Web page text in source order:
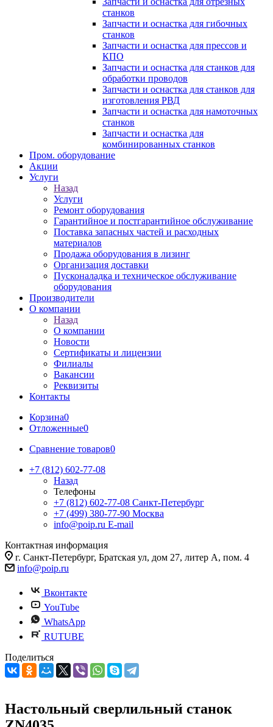
станков
Запчасти и оснастка для гибочных
станков
Запчасти и оснастка для прессов и
КПО
Запчасти и оснастка для станков для
обработки проводов
Запчасти и оснастка для станков для
изготовления РВД
Запчасти и оснастка для намоточных
станков
Запчасти и оснастка для
комбинированных станков
Пром. оборудование
Акции
Услуги
Назад
Услуги
Ремонт оборудования
Гарантийное и постгарантийное обслуживание
Поставка запасных частей и расходных
материалов
Продажа оборудования в лизинг
Организация доставки
Пусконаладка и техническое обслуживание
оборудования
Производители
О компании
Назад
О компании
Новости
Сертификаты и лицензии
Филиалы
Вакансии
Реквизиты
Контакты
Корзина0
Отложенные0
Сравнение товаров0
+7 (812) 602-77-08
Назад
Телефоны
+7 (812) 602-77-08 Санкт-Петербург
+7 (499) 380-77-90 Москва
info@poip.ru E-mail
Контактная информация
г. Санкт-Петербург, Братская ул, дом 27, литер А, пом. 4
info@poip.ru
Вконтакте
YouTube
WhatsApp
RUTUBE
Поделиться
Настольный сверлильный станок